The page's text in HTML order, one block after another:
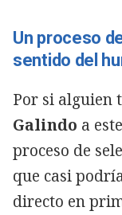
Un proceso
sentido del
Por si alguien
Galindo a
proceso de
que casi
directo en